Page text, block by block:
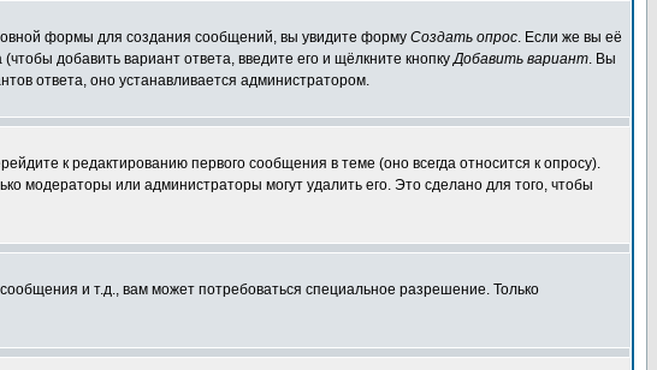
формы для создания сообщений, вы увидите форму Создать опрос. Если же вы её
добавить вариант ответа, введите его и щёлкните кнопкуДобавить вариант. Вы
ответа, оно устанавливается администратором.
к редактированию первого сообщения в теме (оно всегда относится к опросу).
модераторы или администраторы могут удалить его. Это сделано для того, чтобы
и т.д., вам может потребоваться специальное разрешение. Только